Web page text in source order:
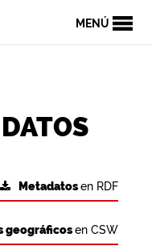
MENÚ
Metadatosen RDF
geográficosen CSW